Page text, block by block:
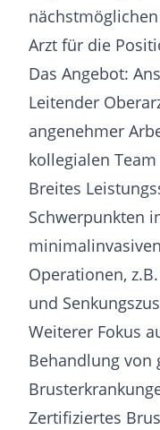
Arzt für die
Das Angebot:
Leitender
angenehmer
kollegialen Team
Breites
Schwerpunkten
Operationen,
und
Weiterer Fokus
Behandlung von
Zertifiziertes